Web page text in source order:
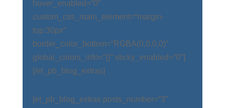
hover_enabled=“0″
custom_css_main_element=“margin-
top:30px“
border_color_bottom=“RGBA(0,0,0,0)“
global_colors_info=“{}“ sticky_enabled=“0″]
[/et_pb_blog_extras]
[et_pb_blog_extras posts_number=“3″